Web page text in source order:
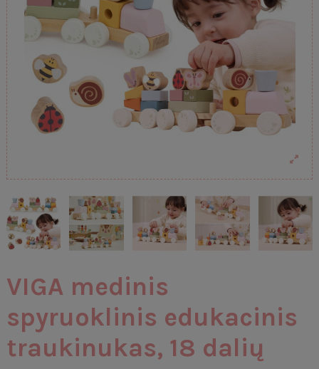
VIGA medinis
spyruoklinis edukacinis
traukinukas, 18 dalių